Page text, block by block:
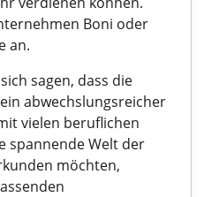
Boni oder
an.
sagen, dass die
abwechslungsreicher
vielen beruflichen
spannende Welt der
möchten,